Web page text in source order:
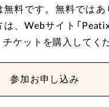
料です。無料ではあ
、Webサイト「Peatix
チケットを購入してく
参加お申し込み